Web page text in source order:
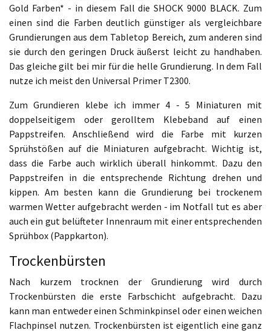
Gold Farben* - in diesem Fall die SHOCK 9000 BLACK. Zum
einen sind die Farben deutlich günstiger als vergleichbare
Grundierungen aus dem Tabletop Bereich, zum anderen sind
sie durch den geringen Druck äußerst leicht zu handhaben.
Das gleiche gilt bei mir für die helle Grundierung. In dem Fall
nutze ich meist den Universal Primer T2300.
Zum Grundieren klebe ich immer 4 - 5 Miniaturen mit
doppelseitigem oder gerolltem Klebeband auf einen
Pappstreifen. Anschließend wird die Farbe mit kurzen
Sprühstößen auf die Miniaturen aufgebracht. Wichtig ist,
dass die Farbe auch wirklich überall hinkommt. Dazu den
Pappstreifen in die entsprechende Richtung drehen und
kippen. Am besten kann die Grundierung bei trockenem
warmen Wetter aufgebracht werden - im Notfall tut es aber
auch ein gut belüfteter Innenraum mit einer entsprechenden
Sprühbox (Pappkarton).
Trockenbürsten
Nach kurzem trocknen der Grundierung wird durch
Trockenbürsten die erste Farbschicht aufgebracht. Dazu
kann man entweder einen Schminkpinsel oder einen weichen
Flachpinsel nutzen. Trockenbürsten ist eigentlich eine ganz